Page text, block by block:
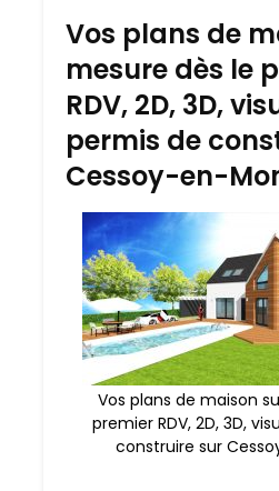
Vos plans de
mesure dès le
RDV, 2D, 3D,
permis de
Cessoy-en-
Vos plans de maison
premier RDV, 2D, 3D,
construire sur